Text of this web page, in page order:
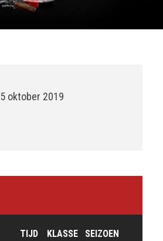
5 oktober 2019
TIJD KLASSE SEIZOEN